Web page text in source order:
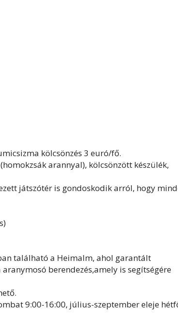
kölcsönzés 3 euró/fő.
arannyal), kölcsönzött készülék,
játszótér is gondoskodik arról, hogy
található a Heimalm, ahol garantált
berendezés,amely is segítségére
9:00-16:00, július-szeptember eleje